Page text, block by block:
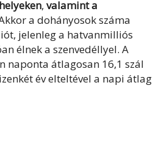
, valamint a
a dohányosok száma
jelenleg a hatvanmilliós
élnek a szenvedéllyel. A
naponta átlagosan 16,1 szál
év elteltével a napi átlag